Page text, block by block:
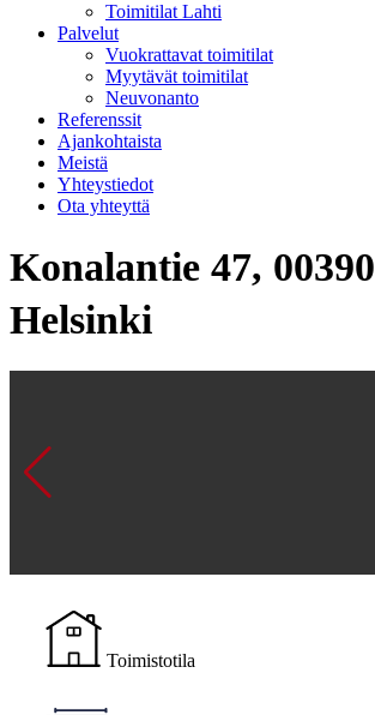
Toimitilat Lahti
Palvelut
Vuokrattavat toimitilat
Myytävät toimitilat
Neuvonanto
Referenssit
Ajankohtaista
Meistä
Yhteystiedot
Ota yhteyttä
Konalantie 47, 00390
Helsinki
Toimistotila